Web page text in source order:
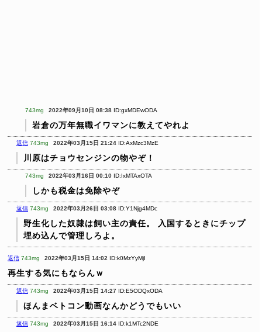
743mg 2022年09月10日 08:38 ID:gxMDEwODA
岩倉の万年無職イワマンに教えてやれよ
返信 743mg 2022年03月15日 21:24 ID:AxMzc3MzE
川原はチョウセンジンの物やぞ！
743mg 2022年03月16日 00:10 ID:IxMTAxOTA
しかも税金は免除やぞ
返信 743mg 2022年03月26日 03:08 ID:Y1Njg4MDc
野生化した奴隷は飼い主の責任。
入国するときにチップ
埋め込んで管理しろよ。
返信 743mg 2022年03月15日 14:02 ID:k0MzYyMjI
再生する気にもならんｗ
返信 743mg 2022年03月15日 14:27 ID:E5ODQxODA
ほんまベトコン動画なんかどうでもいい
返信 743mg 2022年03月15日 16:14 ID:k1MTc2NDE